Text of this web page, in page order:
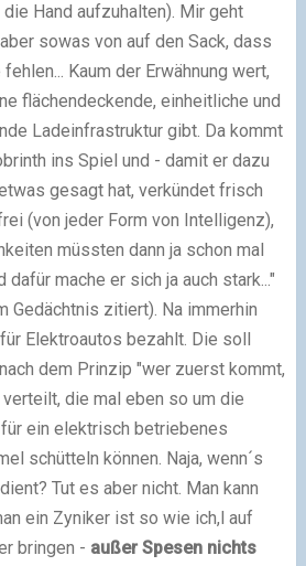
die Hand aufzuhalten). Mir geht
sowas von auf den Sack, dass
Kaum der Erwähnung wert,
flächendeckende, einheitliche und
Ladeinfrastruktur gibt. Da kommt
ins Spiel und - damit er dazu
gesagt hat, verkündet frisch
(von jeder Form von Intelligenz),
müssten dann ja schon mal
dafür mache er sich ja auch stark..."
Gedächtnis zitiert). Na immerhin
Elektroautos bezahlt. Die soll
dem Prinzip "wer zuerst kommt,
die mal eben so um die
ein elektrisch betriebenes
schütteln können. Naja, wenn´s
Tut es aber nicht. Man kann
ein Zyniker ist so wie ich,l auf
bringen - außer Spesen nichts